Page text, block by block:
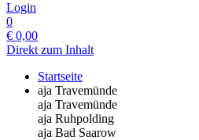
Login
0
€ 0,00
Direkt zum Inhalt
Startseite
aja Travemünde
aja Travemünde
aja Ruhpolding
aja Bad Saarow